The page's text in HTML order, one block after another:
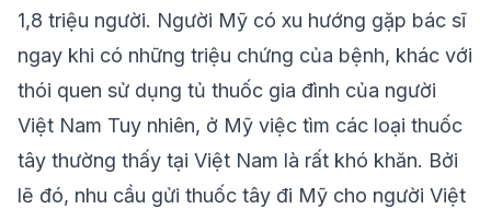
1,8 triệu người. Người Mỹ có xu hướng gặp bác sĩ
ngay khi có những triệu chứng của bệnh, khác với
thói quen sử dụng tủ thuốc gia đình của người
Việt Nam Tuy nhiên, ở Mỹ việc tìm các loại thuốc
tây thường thấy tại Việt Nam là rất khó khăn. Bởi
lẽ đó, nhu cầu gửi thuốc tây đi Mỹ cho người Việt